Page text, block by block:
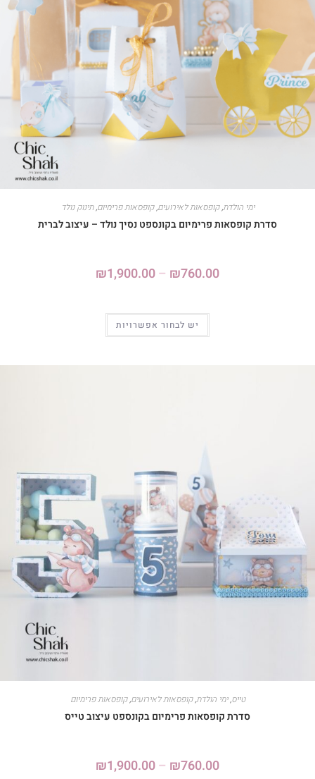
ימי הולדת,קופסאות לאירועים,קופסאות פרימיום,תינוק נולד
סדרת קופסאות פרימיום בקונספט נסיך נולד – עיצוב לברית
₪760.00
–
₪1,900.00
יש לבחור אפשרויות
טייס,ימי הולדת,קופסאות לאירועים,קופסאות פרימיום
סדרת קופסאות פרימיום בקונספט עיצוב טייס
₪760.00
–
₪1,900.00